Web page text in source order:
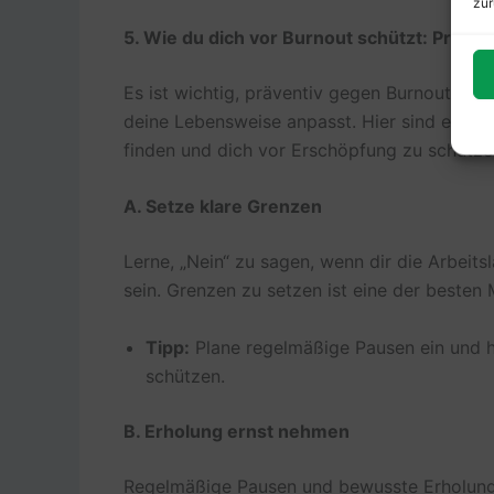
5. Wie du dich vor Burnout schützt:
Es ist wichtig, präventiv gegen Burnout
deine Lebensweise anpasst. Hier sind
finden und dich vor Erschöpfung zu
A. Setze klare Grenzen
Lerne, „Nein“ zu sagen, wenn dir die
sein. Grenzen zu setzen ist eine der
Tipp: Plane regelmäßige Pausen ein
schützen.
B. Erholung ernst nehmen
Regelmäßige Pausen und bewusste